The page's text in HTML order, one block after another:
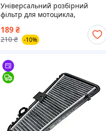
Універсальний розбірний
фільтр для мотоцикла,
алюміній та скло, під шланг 8
мм, для палива та олії
189₴
210 ₴ -10%